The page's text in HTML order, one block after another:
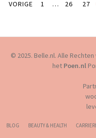
VORIGE 1 … 26 27
© 2025. Belle.nl. Alle
het Poen.nl
BLOG BEAUTY & HEALTH